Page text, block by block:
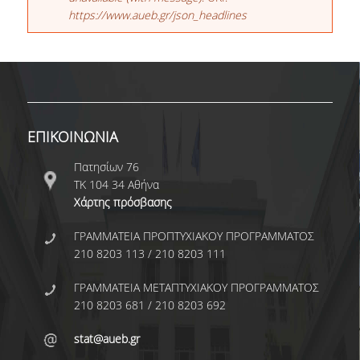
ΚΑΝΟΝΙΣΜΟΣ ΔΙΔΑΚΤΟΡΙΚΩΝ ΣΠΟΥΔΩΝ
PHD DAYS/ ΕΝΗΜΕΡΩΣΕΙΣ ΓΙΑ ΤΟ
PHD ΑΠΟΦΟΙΤΟΙ/ ΔΙΑΤΡΙΒΕΣ
ΜΕΤΑΔΙΔΑΚΤΟΡΕΣ
ΕΝΗΜΕΡΩΤΙΚΟ ΦΥΛΛΑΔΙΟ ΓΙΑ ΤΟ PHD ΣΤΗΝ
ΣΤΑΤΙΣΤΙΚΗ
ΠΡΟΚΗΡΥΞΗ ΔΙΔΑΚΤΟΡΙΚΟΥ 2026-27
https://www.aueb.gr/json_headlines
ΕΠΙΚΟΙΝΩΝΙΑ
Πατησίων 76
ΤΚ 104 34 Αθήνα
Χάρτης πρόσβασης
ΓΡΑΜΜΑΤΕΙΑ ΠΡΟΠΤΥΧΙΑΚΟΥ ΠΡΟΓΡΑΜΜΑΤΟΣ
210 8203 113 / 210 8203 111
ΓΡΑΜΜΑΤΕΙΑ ΜΕΤΑΠΤΥΧΙΑΚΟΥ ΠΡΟΓΡΑΜΜΑΤΟΣ
210 8203 681 / 210 8203 692
stat@aueb.gr